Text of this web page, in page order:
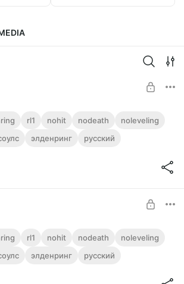
| Elden Ring | RL1 | No
Level required:
rl1 nohit nodeath
noleveling
элденринг русский
| Elden Ring | RL1 | No Hit
Level required:
rl1 nohit nodeath
noleveling
элденринг русский